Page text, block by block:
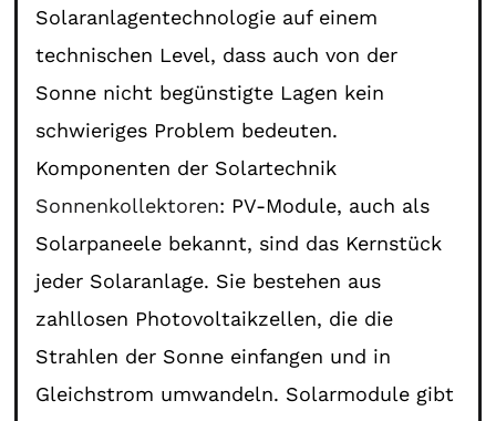
Solaranlagentechnologie auf einem
technischen Level, dass auch von der
Sonne nicht begünstigte Lagen kein
schwieriges Problem bedeuten.
Komponenten der Solartechnik
Sonnenkollektoren: PV-Module, auch als
Solarpaneele bekannt, sind das Kernstück
jeder Solaranlage. Sie bestehen aus
zahllosen Photovoltaikzellen, die die
Strahlen der Sonne einfangen und in
Gleichstrom umwandeln. Solarmodule gibt